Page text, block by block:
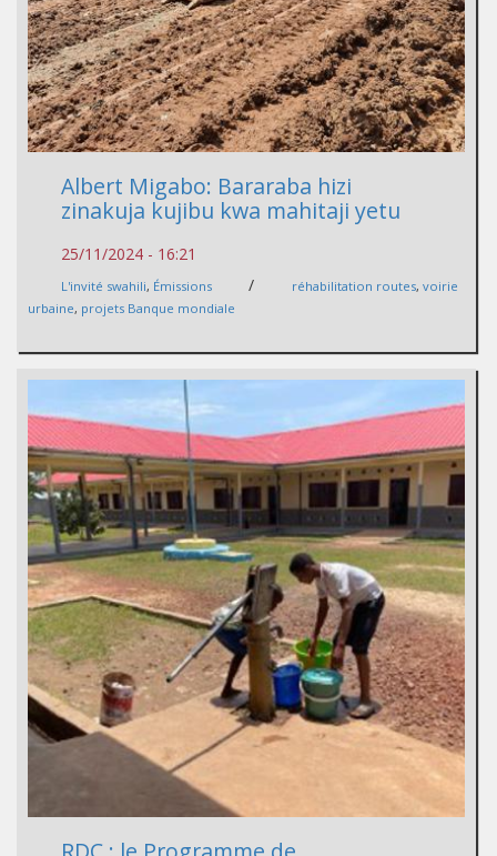
Albert Migabo: Bararaba hizi
zinakuja kujibu kwa mahitaji yetu
25/11/2024 - 16:21
L'invité swahili, Émissions / réhabilitation routes, voirie
urbaine, projets Banque mondiale